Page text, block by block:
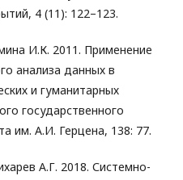
4 (11): 122–123.
И.К. 2011. Применение
анализа данных в
и гуманитарных
государственного
им. А.И. Герцена, 138: 77.
А.Г. 2018. Системно-